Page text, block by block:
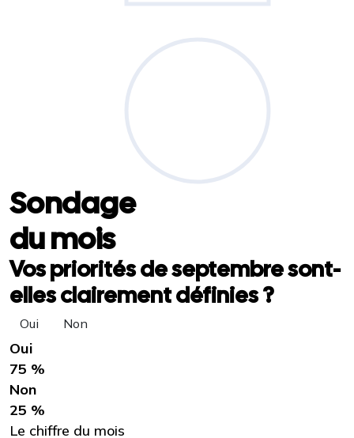
Sondage
du mois
Vos priorités de septembre sont-
elles clairement définies ?
Oui Non
Oui
75 %
Non
25 %
Le chiffre du mois